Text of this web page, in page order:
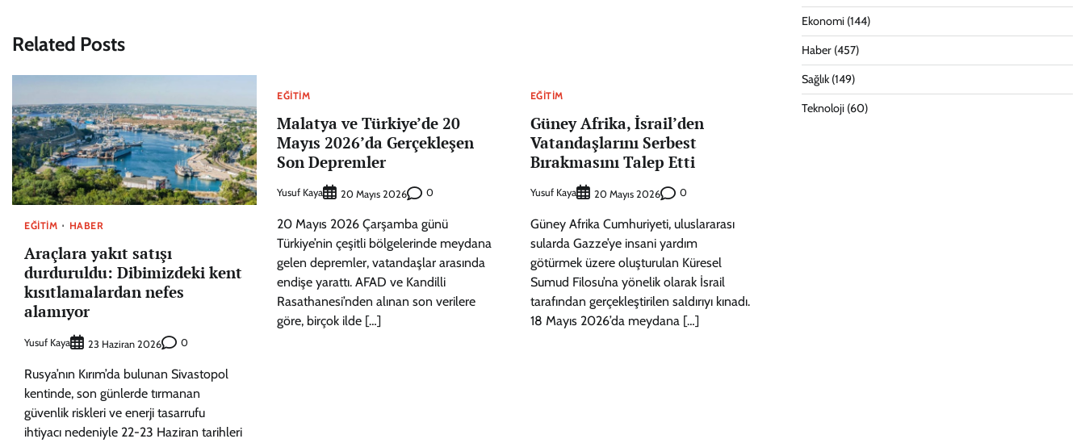
Related Posts
EĞITIM HABER
Araçlara yakıt satışı
durduruldu: Dibimizdeki kent
kısıtlamalardan nefes
alamıyor
Yusuf Kaya 23 Haziran 2026 0
Rusya’nın Kırım’da bulunan Sivastopol
kentinde, son günlerde tırmanan
güvenlik riskleri ve enerji tasarrufu
ihtiyacı nedeniyle 22-23 Haziran tarihleri
EĞITIM
Malatya ve Türkiye’de 20
Mayıs 2026’da Gerçekleşen
Son Depremler
Yusuf Kaya 20 Mayıs 2026 0
20 Mayıs 2026 Çarşamba günü
Türkiye’nin çeşitli bölgelerinde meydana
gelen depremler, vatandaşlar arasında
endişe yarattı. AFAD ve Kandilli
Rasathanesi’nden alınan son verilere
göre, birçok ilde […]
EĞITIM
Güney Afrika, İsrail’den
Vatandaşlarını Serbest
Bırakmasını Talep Etti
Yusuf Kaya 20 Mayıs 2026 0
Güney Afrika Cumhuriyeti, uluslararası
sularda Gazze’ye insani yardım
götürmek üzere oluşturulan Küresel
Sumud Filosu’na yönelik olarak İsrail
tarafından gerçekleştirilen saldırıyı kınadı.
18 Mayıs 2026’da meydana […]
Ekonomi(144)
Haber(457)
Sağlık(149)
Teknoloji(60)